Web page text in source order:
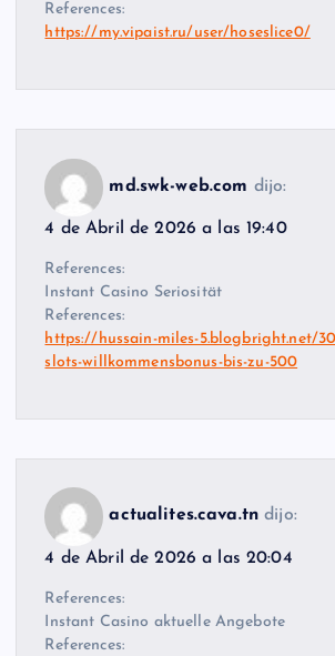
References:
https://my.vipaist.ru/user/hoseslice0/
md.swk-web.com dijo:
4 de Abril de 2026 a las 19:40
References:
Instant Casino Seriosität
References:
https://hussain-miles-5.blogbright.net/
slots-willkommensbonus-bis-zu-500
actualites.cava.tn dijo:
4 de Abril de 2026 a las 20:04
References:
Instant Casino aktuelle Angebote
References: